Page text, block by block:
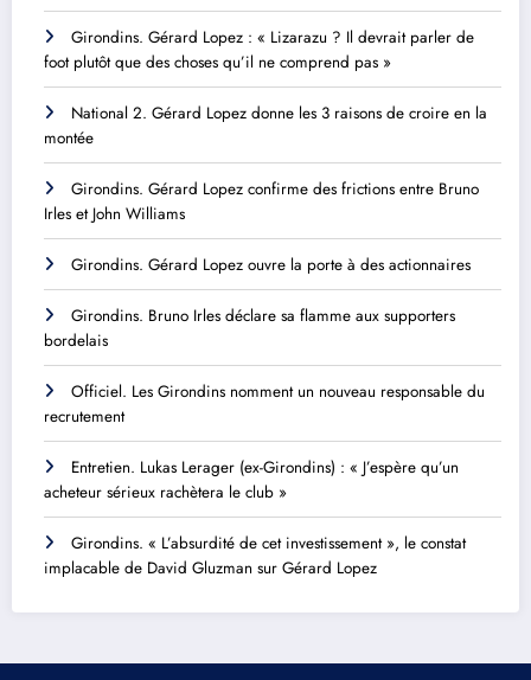
Girondins. Gérard Lopez : « Lizarazu ? Il devrait parler de
foot plutôt que des choses qu’il ne comprend pas »
National 2. Gérard Lopez donne les 3 raisons de croire en la
montée
Girondins. Gérard Lopez confirme des frictions entre Bruno
Irles et John Williams
Girondins. Gérard Lopez ouvre la porte à des actionnaires
Girondins. Bruno Irles déclare sa flamme aux supporters
bordelais
Officiel. Les Girondins nomment un nouveau responsable du
recrutement
Entretien. Lukas Lerager (ex-Girondins) : « J’espère qu’un
acheteur sérieux rachètera le club »
Girondins. « L’absurdité de cet investissement », le constat
implacable de David Gluzman sur Gérard Lopez